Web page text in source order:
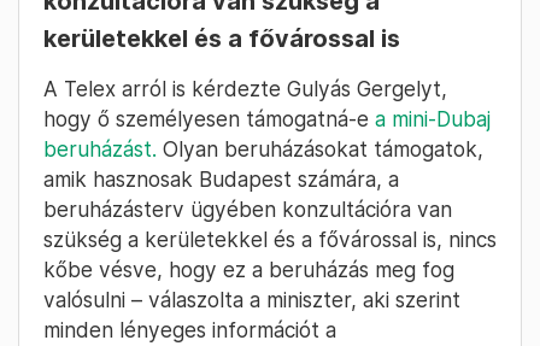
kerületekkel és a fővárossal is
A Telex arról is kérdezte Gulyás Gergelyt,
hogy ő személyesen támogatná-e a mini-Dubaj
beruházást. Olyan beruházásokat támogatok,
amik hasznosak Budapest számára, a
beruházásterv ügyében konzultációra van
szükség a kerületekkel és a fővárossal is, nincs
kőbe vésve, hogy ez a beruházás meg fog
valósulni – válaszolta a miniszter, aki szerint
minden lényeges információt a